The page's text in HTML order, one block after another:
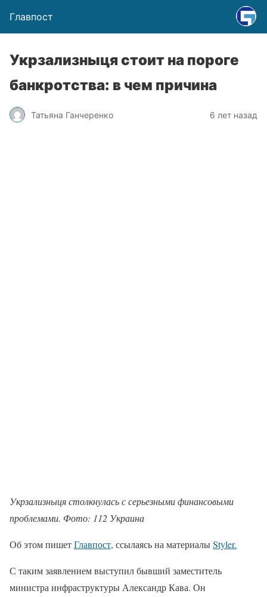
Главпост
Укрзализныця стоит на пороге
банкротства: в чем причина
Татьяна Ганчеренко 6 лет назад
Укрзализныця столкнулась с серьезными финансовыми
проблемами. Фото: 112 Украина
Об этом пишетГлавпост, ссылаясь на материалыStyler.
С таким заявлением выступил бывший заместитель
министра инфраструктуры Александр Кава. Он